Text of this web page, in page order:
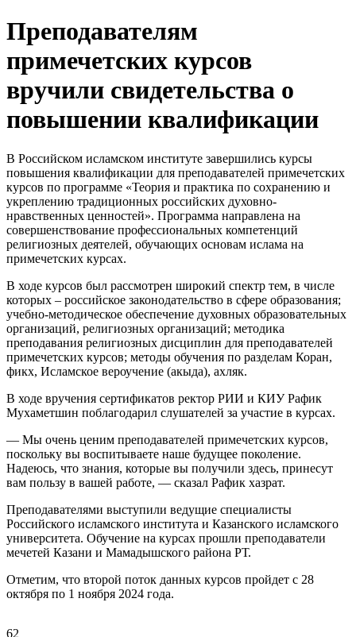
Преподавателям
примечетских курсов
вручили свидетельства о
повышении квалификации
В Российском исламском институте завершились курсы
повышения квалификации для преподавателей примечетских
курсов по программе «Теория и практика по сохранению и
укреплению традиционных российских духовно-
нравственных ценностей». Программа направлена на
совершенствование профессиональных компетенций
религиозных деятелей, обучающих основам ислама на
примечетских курсах.
В ходе курсов был рассмотрен широкий спектр тем, в числе
которых – российское законодательство в сфере образования;
учебно-методическое обеспечение духовных образовательных
организаций, религиозных организаций; методика
преподавания религиозных дисциплин для преподавателей
примечетских курсов; методы обучения по разделам Коран,
фикх, Исламское вероучение (акыда), ахляк.
В ходе вручения сертификатов ректор РИИ и КИУ Рафик
Мухаметшин поблагодарил слушателей за участие в курсах.
— Мы очень ценим преподавателей примечетских курсов,
поскольку вы воспитываете наше будущее поколение.
Надеюсь, что знания, которые вы получили здесь, принесут
вам пользу в вашей работе, — сказал Рафик хазрат.
Преподавателями выступили ведущие специалисты
Российского исламского института и Казанского исламского
университета. Обучение на курсах прошли преподаватели
мечетей Казани и Мамадышского района РТ.
Отметим, что второй поток данных курсов пройдет с 28
октября по 1 ноября 2024 года.
62